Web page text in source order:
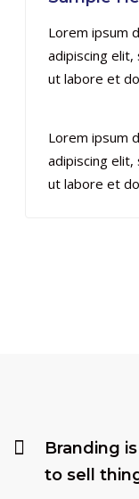
Lorem ipsum
adipiscing
ut labore et
Lorem ipsum
adipiscing
ut labore et
Branding
to sell